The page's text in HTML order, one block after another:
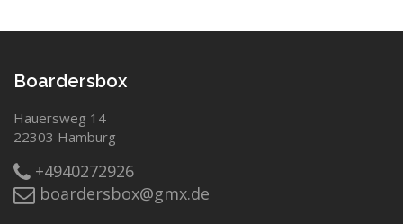
Boardersbox
Hauersweg 14
22303 Hamburg
+4940272926
boardersbox@gmx.de